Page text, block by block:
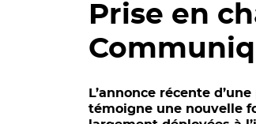
Prise en
L’annonce récente
témoigne une nouvelle